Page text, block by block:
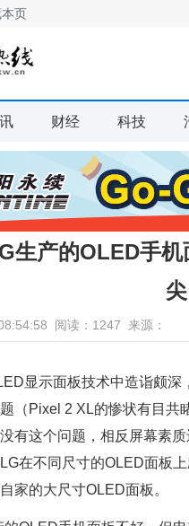
页
财经 科技
生产的OLED手
阅读：1247 来源：
显示面板技术中造诣颇
（Pixel 2 XL的惨状有目共
有这个问题，相反屏幕素
在不同尺寸的OLED面板
家的大尺寸OLED面板。